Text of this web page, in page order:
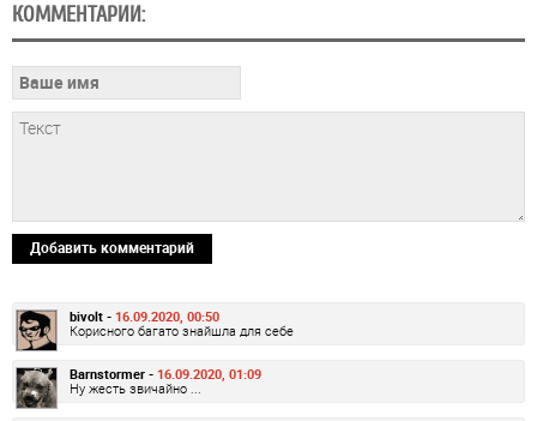
КОММЕНТАРИИ:
Добавить комментарий
bivolt - 16.09.2020, 00:50
Корисного багато знайшла для себе
Barnstormer - 16.09.2020, 01:09
Ну жесть звичайно ...